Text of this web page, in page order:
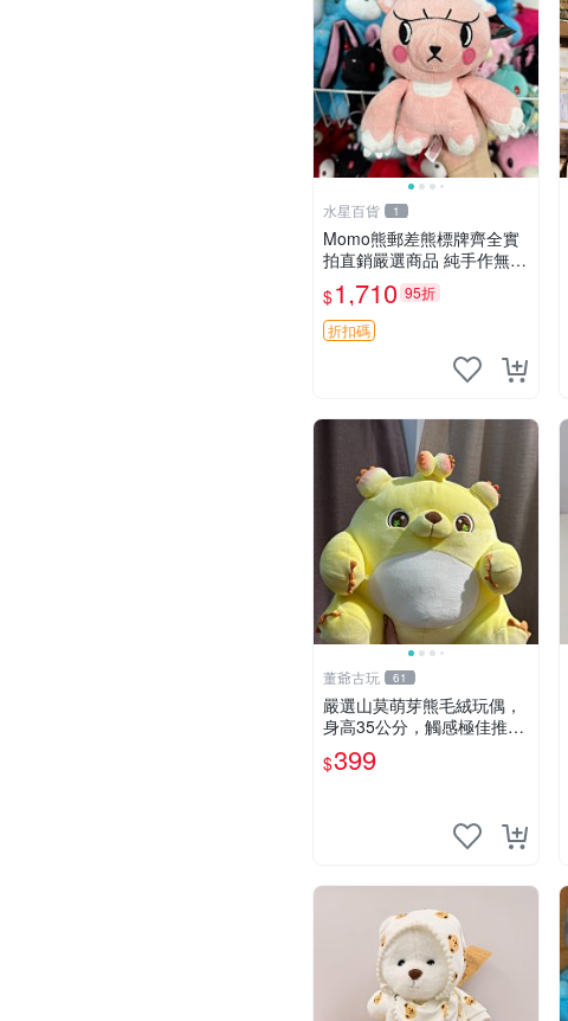
水星百貨 1
Momo熊郵差熊標牌齊全實
拍直銷嚴選商品 純手作無修
圖可收藏 郵差熊 Momo熊
標牌 商品
$1,710 95折
折扣碼
董爺古玩 61
嚴選山莫萌芽熊毛絨玩偶，
身高35公分，觸感極佳推薦
收藏 萌芽熊 毛絨玩偶 串珠
玩偶
$399